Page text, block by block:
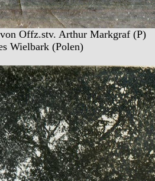
Offz.stv. Arthur Markgraf (P)
Wielbark (Polen)